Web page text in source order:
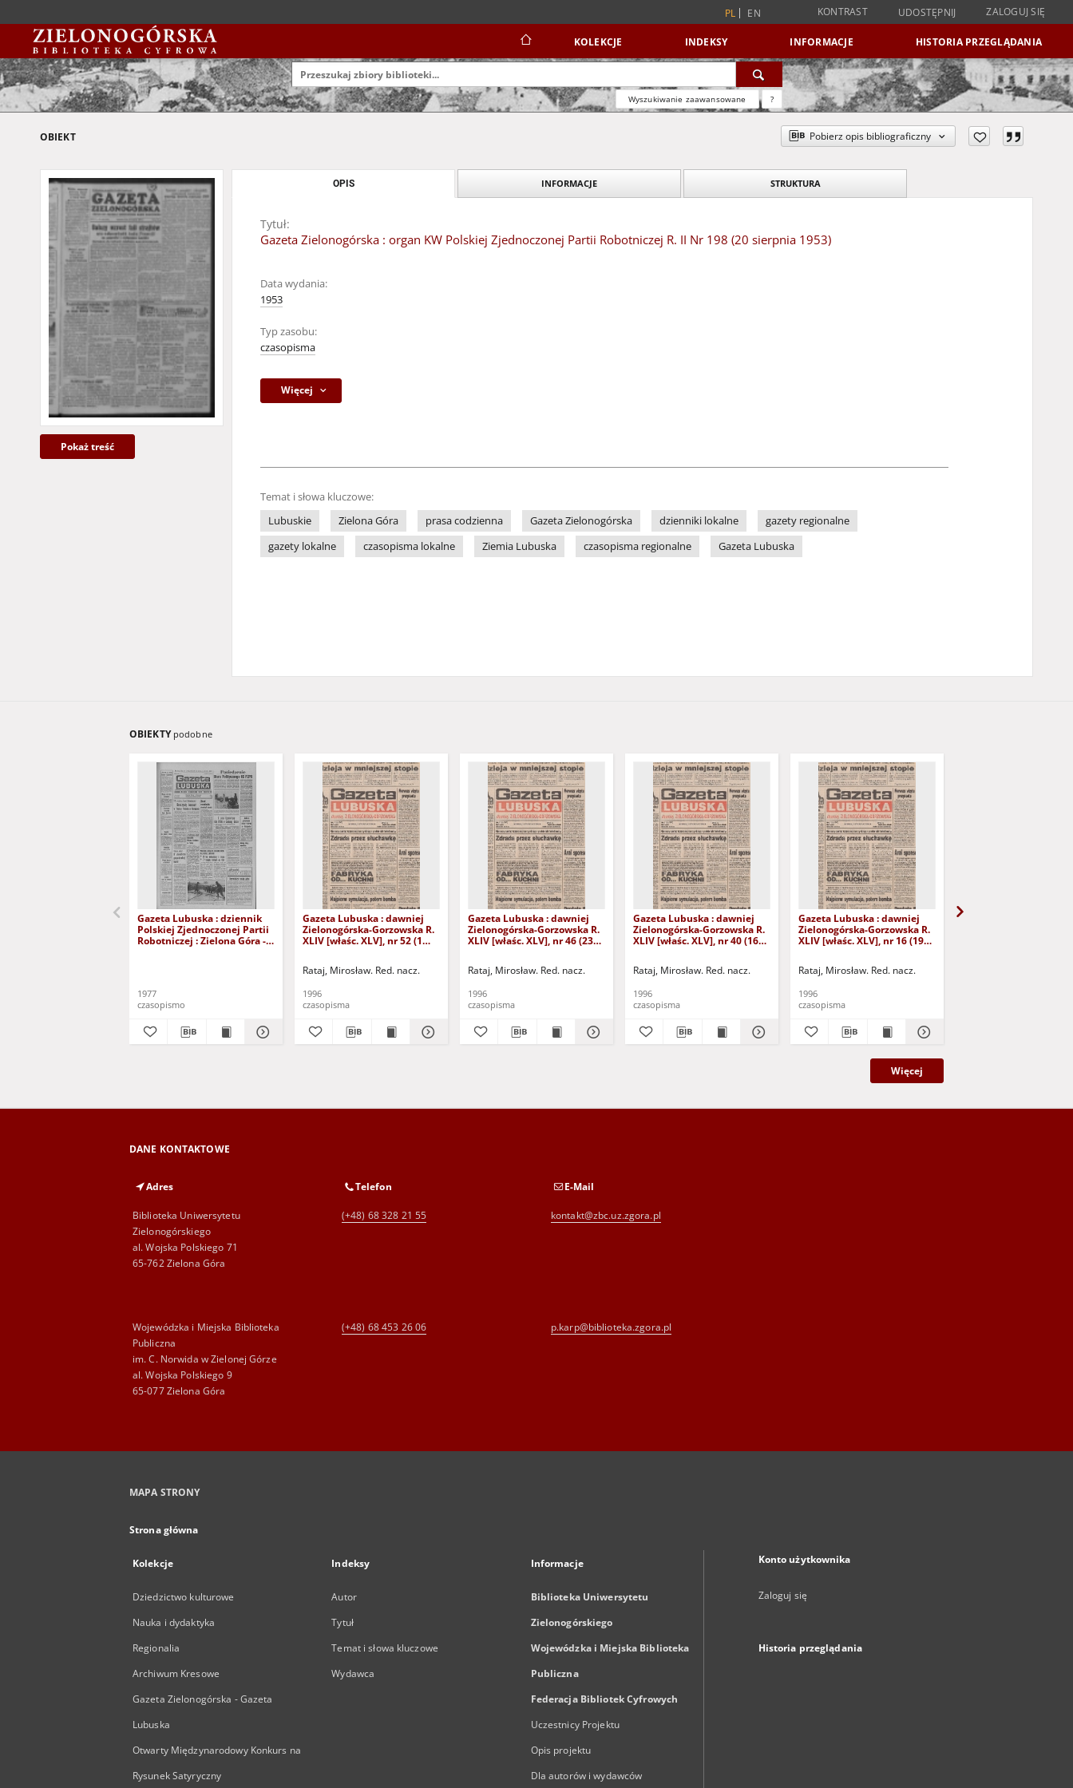
PL EN KONTRAST UDOSTĘPNIJ ZALOGUJ SIĘ
KOLEKCJE INDEKSY INFORMACJE HISTORIA PRZEGLĄDANIA
Wyszukiwanie zaawansowane ?
OBIEKT Pobierz opis bibliograficzny
Pokaż treść
OPIS INFORMACJE STRUKTURA
Tytuł:
Gazeta Zielonogórska : organ KW Polskiej Zjednoczonej Partii Robotniczej R. II Nr 198 (20 sierpnia 1953)
Data wydania:
1953
Typ zasobu:
czasopisma
Więcej
Temat i słowa kluczowe:
Lubuskie
Zielona Góra prasa codzienna Gazeta Zielonogórska dzienniki lokalne
gazety regionalne
gazety lokalne
czasopisma lokalne Ziemia Lubuska czasopisma regionalne Gazeta Lubuska
OBIEKTY podobne
Gazeta Lubuska : dziennik
Polskiej Zjednoczonej Partii
Robotniczej : Zielona Góra -
1977
czasopismo
Gazeta Lubuska : dawniej
Zielonogórska-Gorzowska R.
XLIV [właśc. XLV], nr 52 (1
Rataj, Mirosław. Red. nacz.
1996
czasopisma
Gazeta Lubuska : dawniej
Zielonogórska-Gorzowska R.
XLIV [właśc. XLV], nr 46 (23
Rataj, Mirosław. Red. nacz.
1996
czasopisma
Gazeta Lubuska : dawniej
Zielonogórska-Gorzowska R.
XLIV [właśc. XLV], nr 40 (16
Rataj, Mirosław. Red. nacz.
1996
czasopisma
Gazeta Lubuska : dawniej
Zielonogórska-Gorzowska R.
XLIV [właśc. XLV], nr 16 (19
Rataj, Mirosław. Red. nacz.
1996
czasopisma
Więcej
DANE KONTAKTOWE
Adres
Biblioteka Uniwersytetu
Zielonogórskiego
al. Wojska Polskiego 71
65-762 Zielona Góra
Telefon
(+48) 68 328 21 55
E-Mail
kontakt@zbc.uz.zgora.pl
Wojewódzka i Miejska Biblioteka
Publiczna
im. C. Norwida w Zielonej Górze
al. Wojska Polskiego 9
65-077 Zielona Góra
(+48) 68 453 26 06 p.karp@biblioteka.zgora.pl
MAPA STRONY
Strona główna
Kolekcje
Dziedzictwo kulturowe
Nauka i dydaktyka
Regionalia
Archiwum Kresowe
Gazeta Zielonogórska - Gazeta
Lubuska
Otwarty Międzynarodowy Konkurs na
Rysunek Satyryczny
Indeksy
Autor
Tytuł
Temat i słowa kluczowe
Wydawca
Informacje
Biblioteka Uniwersytetu
Zielonogórskiego
Wojewódzka i Miejska Biblioteka
Publiczna
Federacja Bibliotek Cyfrowych
Uczestnicy Projektu
Opis projektu
Dla autorów i wydawców
Konto użytkownika
Zaloguj się
Historia przeglądania